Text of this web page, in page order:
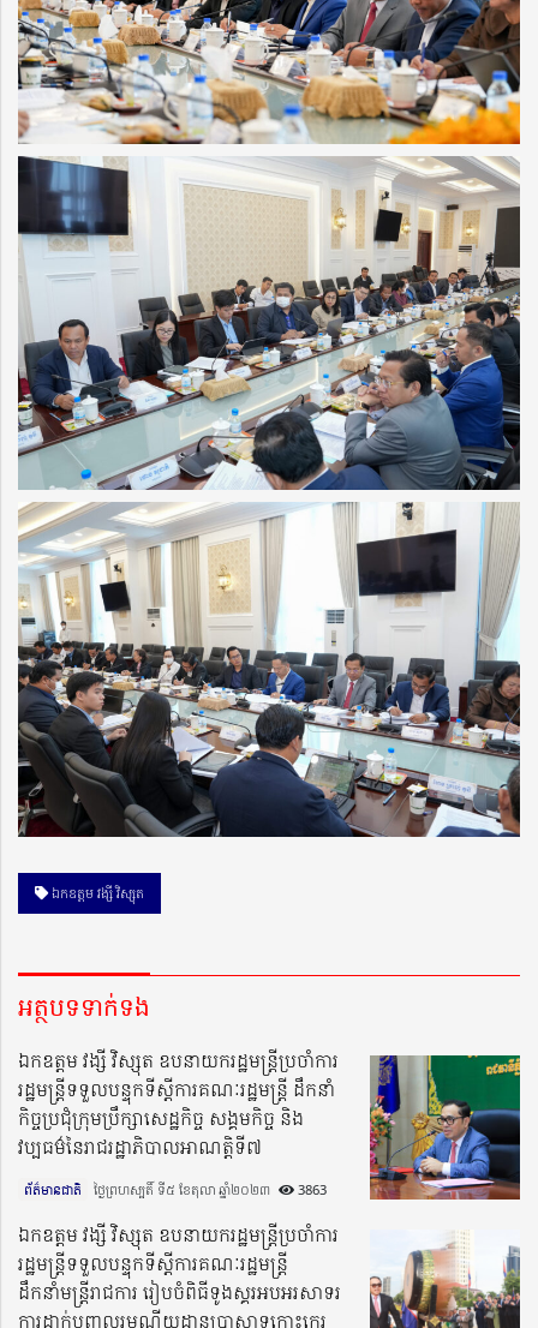
ឯកឧត្តម វង្សី វិស្សុត
អត្ថបទទាក់ទង
ឯកឧត្តម វង្សី វិស្សុត ឧបនាយករដ្ឋមន្រ្តីប្រចាំការ
រដ្ឋមន្រ្តីទទួលបន្ទុកទីស្តីការគណៈរដ្ឋមន្រ្តី ដឹកនាំ
កិច្ចប្រជុំក្រុមប្រឹក្សាសេដ្ឋកិច្ច សង្គមកិច្ច និង
វប្បធម៌នៃរាជរដ្ឋាភិបាលអាណត្តិទី៧
ព័ត៌មានជាតិ ថ្ងៃព្រហស្បតិ៍ ទី៥ ខែតុលា ឆ្នាំ២០២៣​ 3863
ឯកឧត្តម វង្សី វិស្សុត ឧបនាយករដ្ឋមន្រ្តីប្រចាំការ
រដ្ឋមន្ត្រីទទួលបន្ទុកទីស្តីការគណៈរដ្ឋមន្ត្រី
ដឹកនាំមន្រ្តីរាជការ រៀបចំពិធីទូងស្គរអបអរសាទរ
ការដាក់បញ្ចូលរមណីយដ្ឋានប្រាសាទកោះកេរ